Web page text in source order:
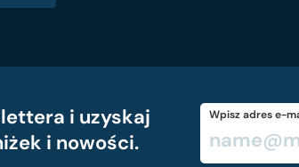
i uzyskaj
i nowości.
Wpisz adres e-